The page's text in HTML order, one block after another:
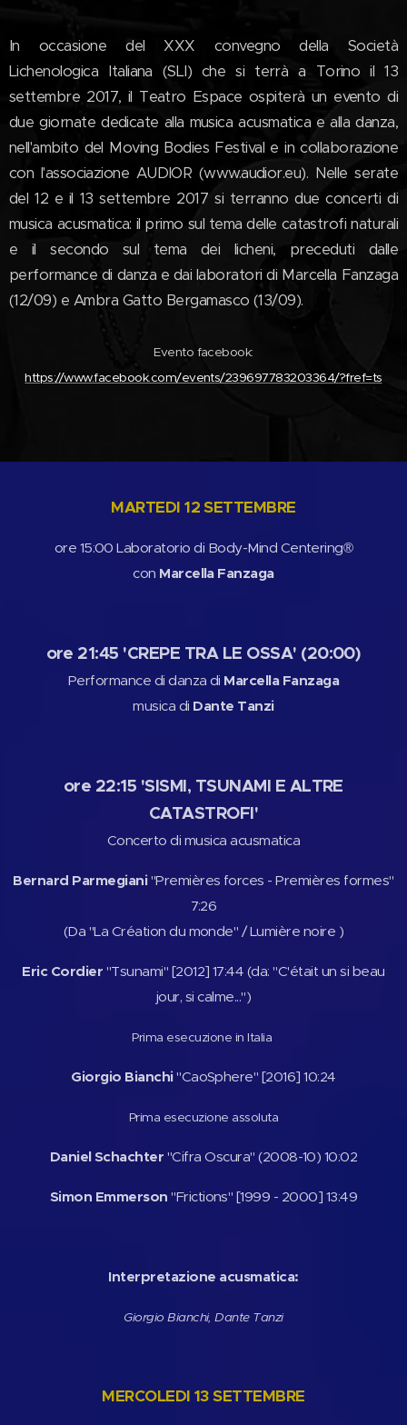
In occasione del XXX convegno della Società
Lichenologica Italiana (SLI) che si terrà a Torino il 13
settembre 2017, il Teatro Espace ospiterà un evento di
due giornate dedicate alla musica acusmatica e alla danza,
nell'ambito del Moving Bodies Festival e in collaborazione
con l'associazione AUDIOR (www.audior.eu). Nelle serate
del 12 e il 13 settembre 2017 si terranno due concerti di
musica acusmatica: il primo sul tema delle catastrofi naturali
e il secondo sul tema dei licheni, preceduti dalle
performance di danza e dai laboratori di Marcella Fanzaga
(12/09) e Ambra Gatto Bergamasco (13/09).
Evento facebook:
https://www.facebook.com/events/239697783203364/?fref=ts
MARTEDI 12 SETTEMBRE
ore 15:00 Laboratorio di Body-Mind Centering®
con Marcella Fanzaga
ore 21:45 'CREPE TRA LE OSSA' (20:00)
Performance di danza di Marcella Fanzaga
musica di Dante Tanzi
ore 22:15 'SISMI, TSUNAMI E ALTRE
CATASTROFI'
Concerto di musica acusmatica
Bernard Parmegiani"Premières forces - Premières formes"
7:26
(Da "La Création du monde" / Lumière noire )
Eric Cordier "Tsunami" [2012] 17:44 (da: "C'était un si beau
jour, si calme...")
Prima esecuzione in Italia
Giorgio Bianchi"CaoSphere" [2016] 10:24
Prima esecuzione assoluta
Daniel Schachter "Cifra Oscura" (2008-10) 10:02
Simon Emmerson "Frictions" [1999 - 2000] 13:49
Interpretazione acusmatica:
Giorgio Bianchi, Dante Tanzi
MERCOLEDI 13 SETTEMBRE